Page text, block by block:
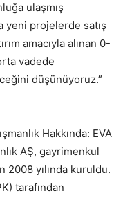
ulaşmış
yeni projelerde satış
amacıyla alınan 0-
vadede
düşünüyoruz.”
Hakkında: EVA
AŞ, gayrimenkul
2008 yılında kuruldu.
tarafından